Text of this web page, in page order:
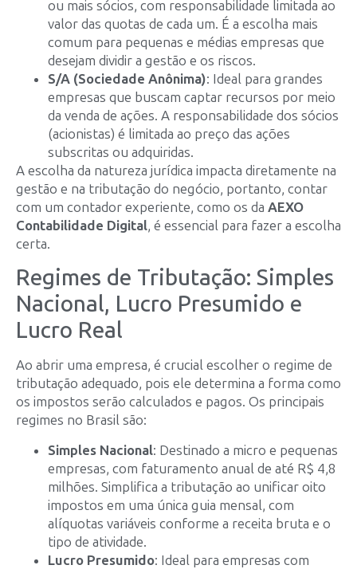
ou mais sócios, com responsabilidade limitada ao
valor das quotas de cada um. É a escolha mais
comum para pequenas e médias empresas que
desejam dividir a gestão e os riscos.
S/A (Sociedade Anônima): Ideal para grandes
empresas que buscam captar recursos por meio
da venda de ações. A responsabilidade dos sócios
(acionistas) é limitada ao preço das ações
subscritas ou adquiridas.
A escolha da natureza jurídica impacta diretamente na
gestão e na tributação do negócio, portanto, contar
com um contador experiente, como os da AEXO
Contabilidade Digital, é essencial para fazer a escolha
certa.
Regimes de Tributação: Simples
Nacional, Lucro Presumido e
Lucro Real
Ao abrir uma empresa, é crucial escolher o regime de
tributação adequado, pois ele determina a forma como
os impostos serão calculados e pagos. Os principais
regimes no Brasil são:
Simples Nacional: Destinado a micro e pequenas
empresas, com faturamento anual de até R$ 4,8
milhões. Simplifica a tributação ao unificar oito
impostos em uma única guia mensal, com
alíquotas variáveis conforme a receita bruta e o
tipo de atividade.
Lucro Presumido: Ideal para empresas com